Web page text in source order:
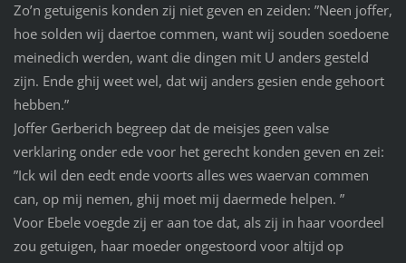
Zo’n getuigenis konden zij niet geven en zeiden: ”Neen joffer,
hoe solden wij daertoe commen, want wij souden soedoene
meinedich werden, want die dingen mit U anders gesteld
zijn. Ende ghij weet wel, dat wij anders gesien ende gehoort
hebben.”
Joffer Gerberich begreep dat de meisjes geen valse
verklaring onder ede voor het gerecht konden geven en zei:
”Ick wil den eedt ende voorts alles wes waervan commen
can, op mij nemen, ghij moet mij daermede helpen. ”
Voor Ebele voegde zij er aan toe dat, als zij in haar voordeel
zou getuigen, haar moeder ongestoord voor altijd op